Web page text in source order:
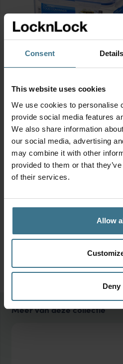
Consent Details
This website uses cookies
We use cookies to personalise
provide social media features
We also share information
our social media, advertising
may combine it with other
provided to them or that
of their services.
Allow
Deny
Voordeelverpakking
28.50
Meer van deze collectie